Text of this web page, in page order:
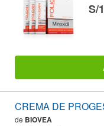
S/
CREMA DE
de BIOVEA